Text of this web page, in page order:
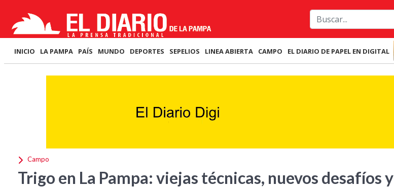
INICIO LA PAMPA PAÍS MUNDO DEPORTES SEPELIOS LINEA ABIERTA CAMPO EL DIARIO DE PAPEL EN DIGITAL
Campo
Trigo en La Pampa: viejas técnicas, nuevos desafíos y